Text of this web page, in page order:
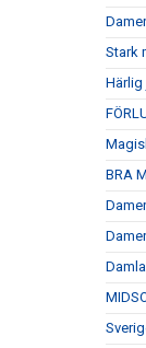
Stark
Härlig
BRA